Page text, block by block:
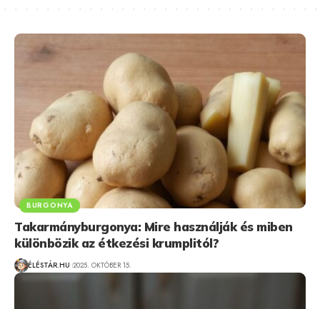
BURGONYA
Takarmányburgonya: Mire használják és miben
különbözik az étkezési krumplitól?
ÉLÉSTÁR.HU 2025. OKTÓBER 15.